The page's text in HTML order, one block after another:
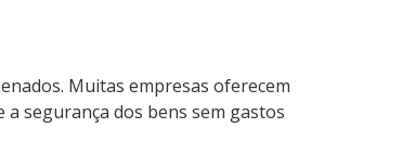
Muitas empresas oferecem
segurança dos bens sem gastos